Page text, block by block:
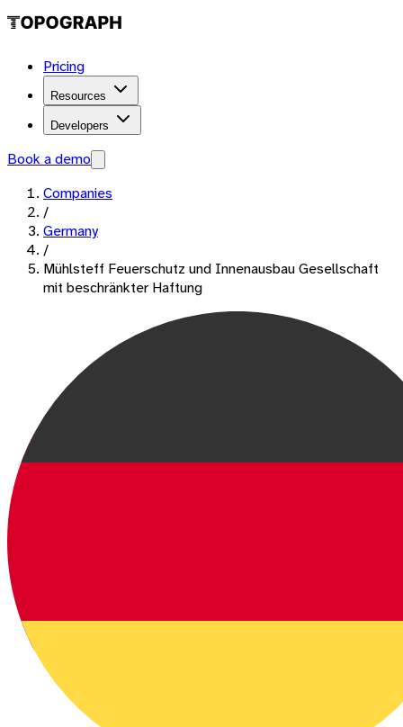
Pricing
Resources
Developers
Book a demo
Companies
/
Germany
/
Mühlsteff Feuerschutz und Innenausbau Gesellschaft
mit beschränkter Haftung